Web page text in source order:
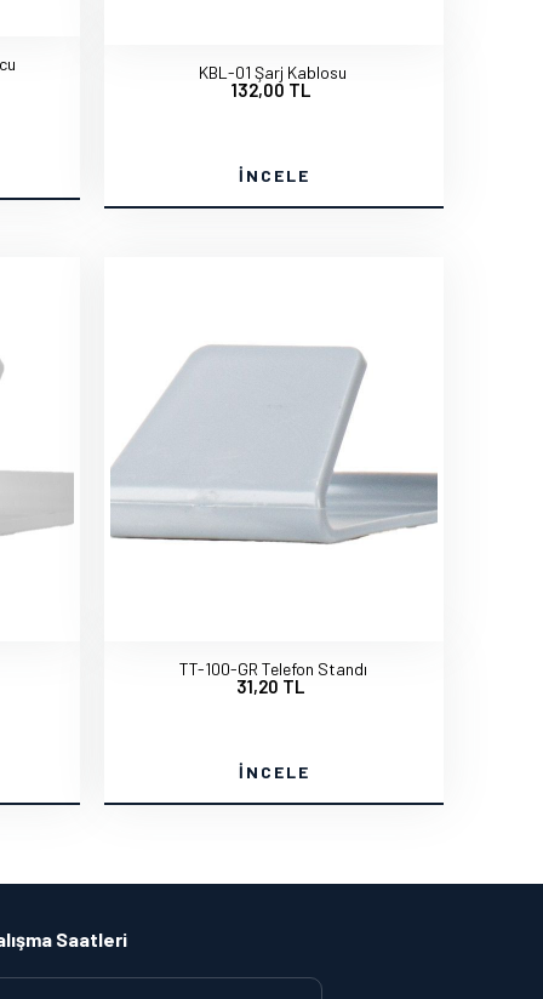
KBL-01 Şarj Kablosu
132,00 TL
İNCELE
TT-100-GR Telefon Standı
31,20 TL
İNCELE
Saatleri